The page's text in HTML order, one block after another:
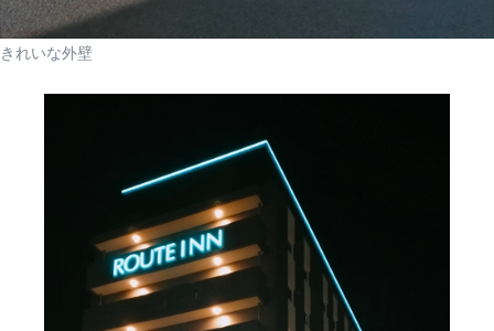
きれいな外壁